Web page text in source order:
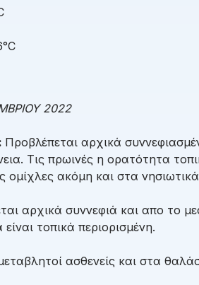
2022
Προβλέπεται αρχικά
Τις πρωινές η ορατότητα
ομίχλες ακόμη και στα
αρχικά συννεφιά και απο το
τοπικά περιορισμένη.
ασθενείς και στα